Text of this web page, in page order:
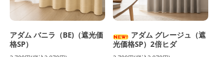
アダム バニラ（BE)（遮光価
格SP）
アダム グレージュ（遮
光価格SP）2倍ヒダ